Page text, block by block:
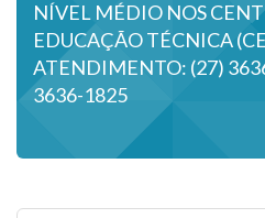
NÍVEL MÉDIO NOS
EDUCAÇÃO TÉCNICA
ATENDIMENTO: (27)
3636-1825